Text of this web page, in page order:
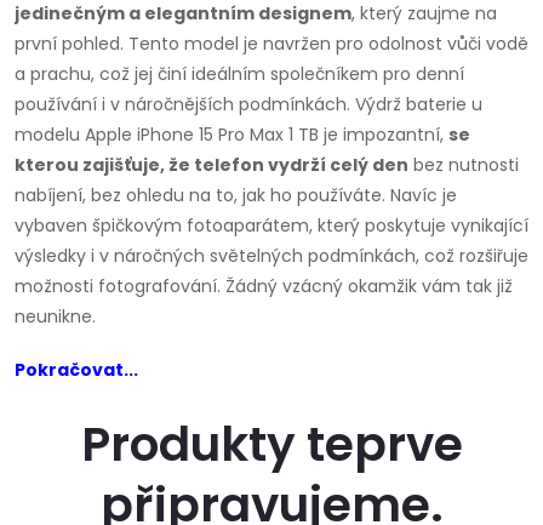
jedinečným a elegantním designem, který zaujme na
první pohled. Tento model je navržen pro odolnost vůči vodě
a prachu, což jej činí ideálním společníkem pro denní
používání i v náročnějších podmínkách. Výdrž baterie u
modelu Apple iPhone 15 Pro Max 1 TB je impozantní, se
kterou zajišťuje, že telefon vydrží celý den bez nutnosti
nabíjení, bez ohledu na to, jak ho používáte. Navíc je
vybaven špičkovým fotoaparátem, který poskytuje vynikající
výsledky i v náročných světelných podmínkách, což rozšiřuje
možnosti fotografování. Žádný vzácný okamžik vám tak již
neunikne.
Pokračovat...
Produkty teprve
připravujeme.